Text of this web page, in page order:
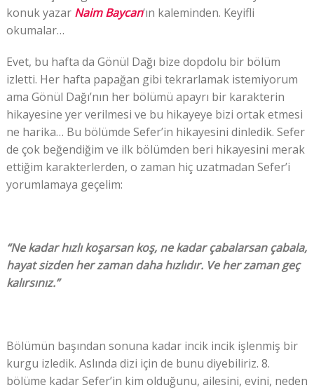
konuk yazar Naim Baycan‘ın kaleminden. Keyifli
okumalar…
Evet, bu hafta da Gönül Dağı bize dopdolu bir bölüm
izletti. Her hafta papağan gibi tekrarlamak istemiyorum
ama Gönül Dağı’nın her bölümü apayrı bir karakterin
hikayesine yer verilmesi ve bu hikayeye bizi ortak etmesi
ne harika… Bu bölümde Sefer’in hikayesini dinledik. Sefer
de çok beğendiğim ve ilk bölümden beri hikayesini merak
ettiğim karakterlerden, o zaman hiç uzatmadan Sefer’i
yorumlamaya geçelim:
“Ne kadar hızlı koşarsan koş, ne kadar çabalarsan çabala,
hayat sizden her zaman daha hızlıdır. Ve her zaman geç
kalırsınız.”
Bölümün başından sonuna kadar incik incik işlenmiş bir
kurgu izledik. Aslında dizi için de bunu diyebiliriz. 8.
bölüme kadar Sefer’in kim olduğunu, ailesini, evini, neden